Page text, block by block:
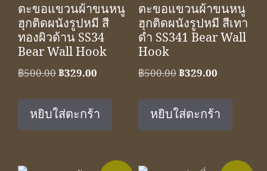
ตะขอแขวนผ้าขนหนู
ฮุกติดผนังรูปหมี สี
ทองผิวด้าน SS34
Bear Wall Hook
฿500.00Original
was:
฿500.00.
฿329.00
฿329.00.
หยิบใส่ตะกร้า
ตะขอแขวนผ้าขนหนู
ฮุกติดผนังรูปหมี สีเทา
ดำ SS341 Bear Wall
Hook
฿500.00Original
was:
฿500.00.
฿329.00Current
฿329.00.
หยิบใส่ตะกร้า